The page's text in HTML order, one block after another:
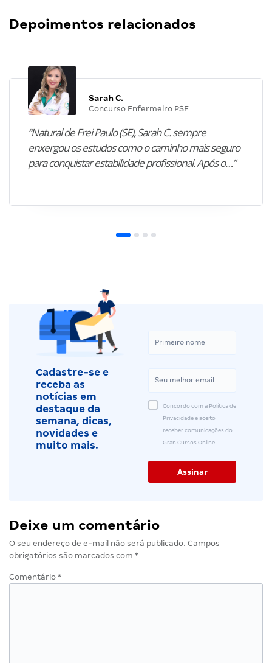
Depoimentos relacionados
Sarah C.
Concurso Enfermeiro PSF
“Natural de Frei Paulo (SE), Sarah C. sempre
enxergou os estudos como o caminho mais seguro
para conquistar estabilidade profissional. Após o…”
Cadastre-se e
receba as
notícias em
destaque da
semana, dicas,
novidades e
muito mais.
Concordo com a Política de
Privacidade e aceito
receber comunicações do
Gran Cursos Online.
Deixe um comentário
O seu endereço de e-mail não será publicado. Campos
obrigatórios são marcados com *
Comentário *